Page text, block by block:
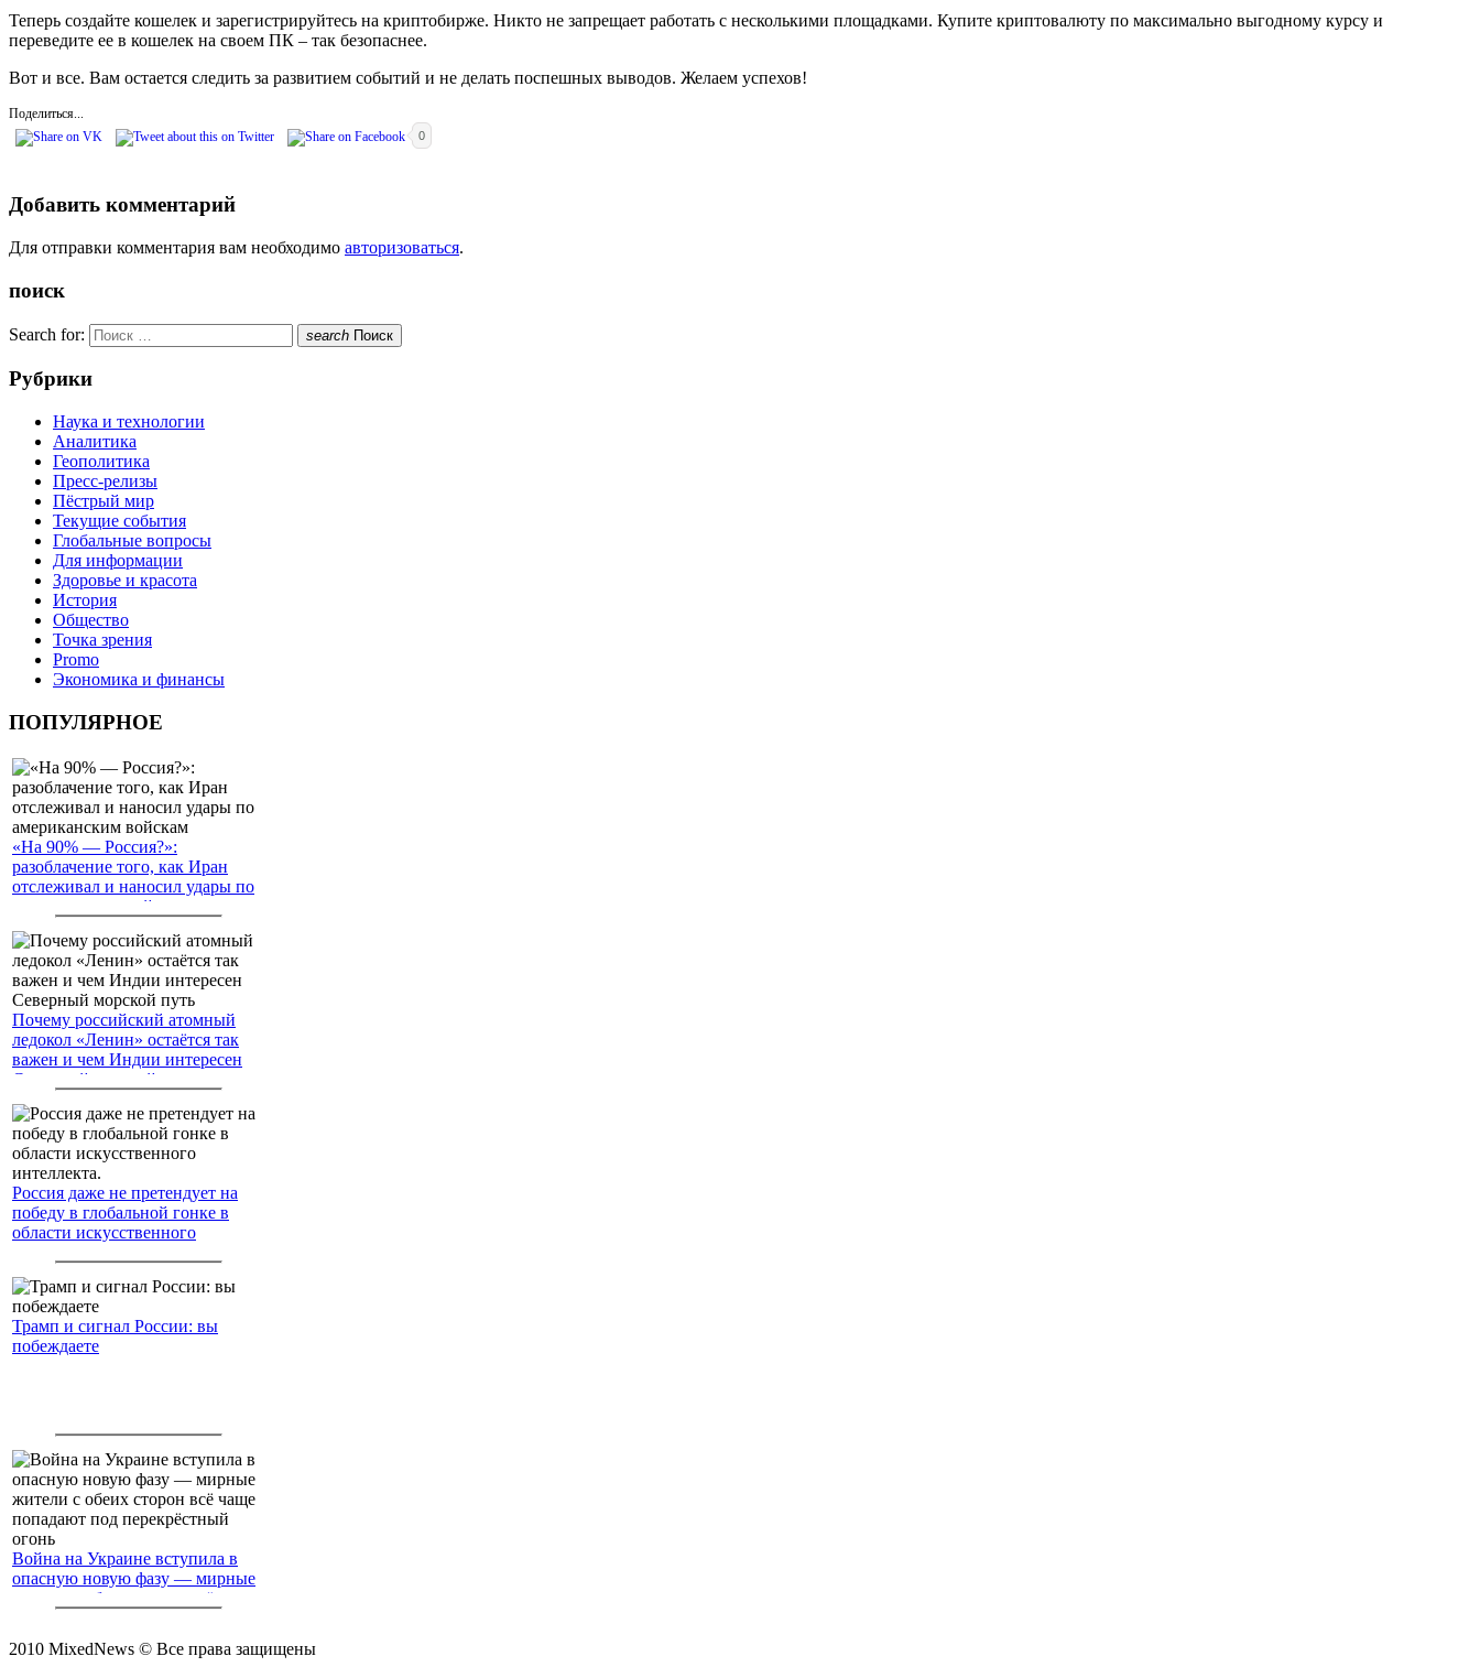
Теперь создайте кошелек и зарегистрируйтесь на криптобирже. Никто не запрещает работать с несколькими площадками. Купите криптовалюту по максимально выгодному курсу и
переведите ее в кошелек на своем ПК – так безопаснее.
Вот и все. Вам остается следить за развитием событий и не делать поспешных выводов. Желаем успехов!
Поделиться...
0
Добавить комментарий
Для отправки комментария вам необходимо авторизоваться.
поиск
Search for: search Поиск
Рубрики
Наука и технологии
Аналитика
Геополитика
Пресс-релизы
Пёстрый мир
Текущие события
Глобальные вопросы
Для информации
Здоровье и красота
История
Общество
Точка зрения
Promo
Экономика и финансы
ПОПУЛЯРНОЕ
«На 90% — Россия?»:
разоблачение того, как Иран
отслеживал и наносил удары по
американским войскам
Почему российский атомный
ледокол «Ленин» остаётся так
важен и чем Индии интересен
Северный морской путь
Россия даже не претендует на
победу в глобальной гонке в
области искусственного
Трамп и сигнал России: вы
побеждаете
Война на Украине вступила в
опасную новую фазу — мирные
жители с обеих сторон всё чаще
огонь
2010 MixedNews © Все права защищены